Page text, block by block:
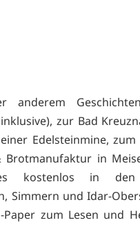
zur Bad
Edelsteinmine, zum
in
kostenlos in den
Simmern und Idar-
zum Lesen und